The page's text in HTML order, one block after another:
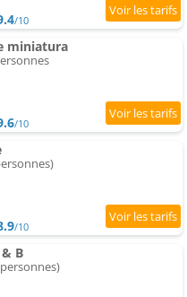
/10
miniatura
/10
/10
B